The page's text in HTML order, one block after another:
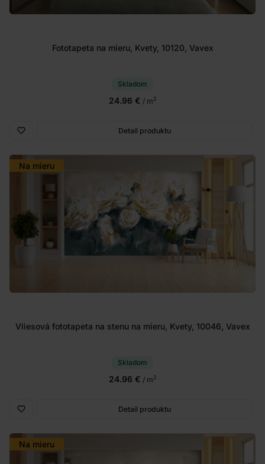
Fototapeta na mieru, Kvety, 10120, Vavex
Skladom
24.96 € / m2
Detail produktu
Na mieru
Vliesová fototapeta na stenu na mieru, Kvety, 10046, Vavex
Skladom
24.96 € / m2
Detail produktu
Na mieru